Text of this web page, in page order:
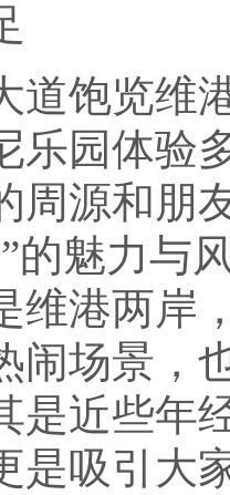
饱览维港
乐园体
周源和朋
的魅力与
维港两岸
闹场景，
是近些年
是吸引大